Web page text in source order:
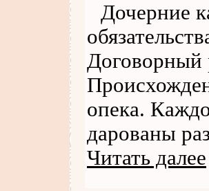
Дочерние
опека.
дарованы
Читать далее